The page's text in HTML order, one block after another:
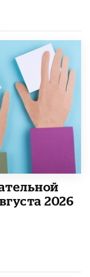
2026